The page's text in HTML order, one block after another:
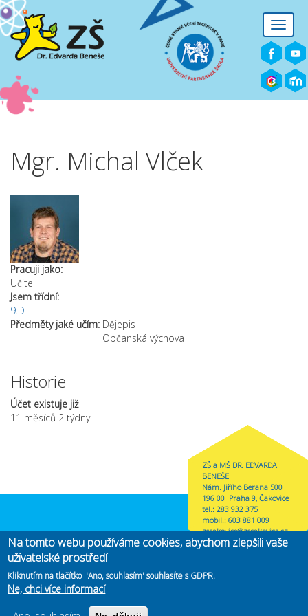
Přejít k hlavnímu obsahu
Toggle
Mgr. Michal Vlček
Pracuji jako:
Učitel
Jsem třídní:
9.D
Předměty jaké učím: Dějepis
Občanská výchova
Historie
Účet existuje již
11 měsíců 2 týdny
ZŠ a MŠ DR. EDVARDA
BENEŠE
Nám. Jiřího Berana 500
196 00 Praha 9, Čakovice
tel.: 283 932 375
mobil.: 603 881 009
zscakovice@zscakovice.cz
Zřizovatel MČ Praha-Čakovice
Copyright@2019 ZŠ Edvarda Beneše. Vytvořeno
Na tomto webu používáme cookies, abychom zlepšili vaše
uživatelské prostředí
Kliknutím na tlačítko 'Ano, souhlasím' souhlasíte s GDPR.
Ne, chci více informací